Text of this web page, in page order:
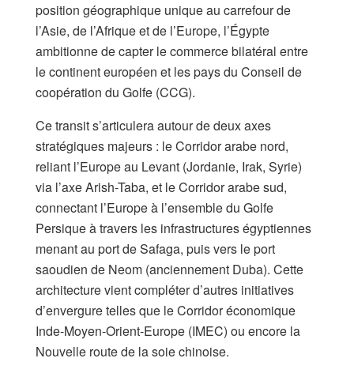
position géographique unique au carrefour de
l’Asie, de l’Afrique et de l’Europe, l’Égypte
ambitionne de capter le commerce bilatéral entre
le continent européen et les pays du Conseil de
coopération du Golfe (CCG).
Ce transit s’articulera autour de deux axes
stratégiques majeurs : le Corridor arabe nord,
reliant l’Europe au Levant (Jordanie, Irak, Syrie)
via l’axe Arish-Taba, et le Corridor arabe sud,
connectant l’Europe à l’ensemble du Golfe
Persique à travers les infrastructures égyptiennes
menant au port de Safaga, puis vers le port
saoudien de Neom (anciennement Duba). Cette
architecture vient compléter d’autres initiatives
d’envergure telles que le Corridor économique
Inde-Moyen-Orient-Europe (IMEC) ou encore la
Nouvelle route de la soie chinoise.